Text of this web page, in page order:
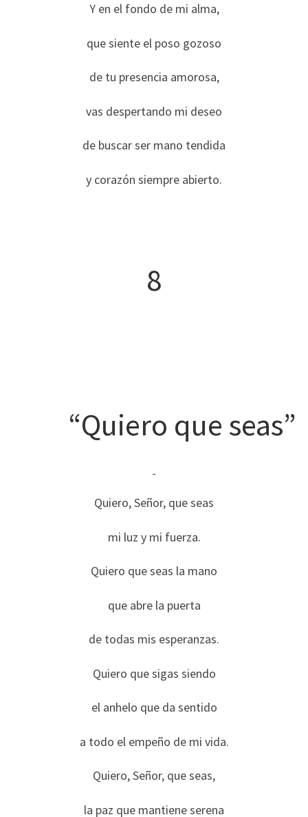
Y en el fondo de mi alma,
que siente el poso gozoso
de tu presencia amorosa,
vas despertando mi deseo
de buscar ser mano tendida
y corazón siempre abierto.
8
“Quiero que seas”
Quiero, Señor, que seas
mi luz y mi fuerza.
Quiero que seas la mano
que abre la puerta
de todas mis esperanzas.
Quiero que sigas siendo
el anhelo que da sentido
a todo el empeño de mi vida.
Quiero, Señor, que seas,
la paz que mantiene serena